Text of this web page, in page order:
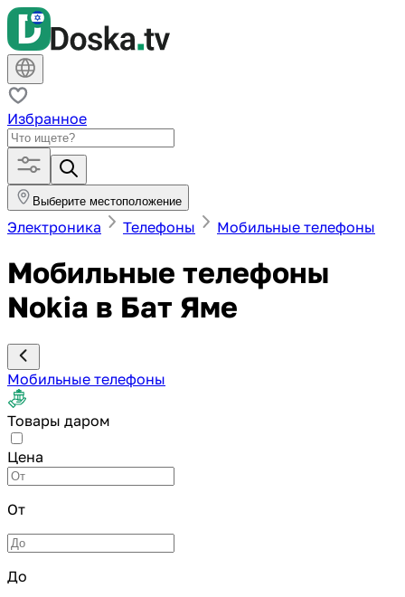
Избранное
Выберите местоположение
Электроника Телефоны Мобильные телефоны
Мобильные телефоны
Nokia в Бат Яме
Мобильные телефоны
Товары даром
Цена
От
До